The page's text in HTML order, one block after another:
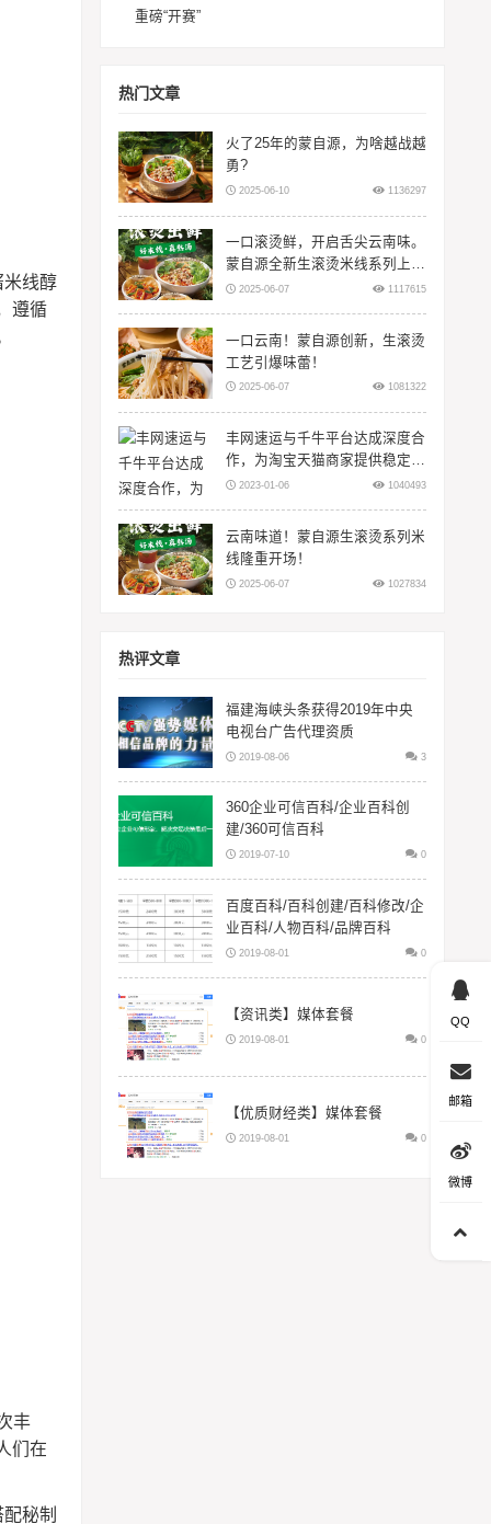
米线醇
遵循
丰
们在
秘制
重磅“开赛”
热门文章
火了25年的蒙自源，为啥越战越
勇?
2025-06-10 1136297
一口滚烫鲜，开启舌尖云南味。
蒙自源全新生滚烫米线系列上
线！2025-06-07 1117615
一口云南！蒙自源创新，生滚烫
工艺引爆味蕾！
2025-06-07 1081322
丰网速运与千牛平台达成深度合
作，为淘宝天猫商家提供稳定物
流服务
2023-01-06 1040493
云南味道！蒙自源生滚烫系列米
线隆重开场！
2025-06-07 1027834
热评文章
福建海峡头条获得2019年中央
电视台广告代理资质
2019-08-06 3
360企业可信百科/企业百科创
建/360可信百科
2019-07-10 0
百度百科/百科创建/百科修改/企
业百科/人物百科/品牌百科
2019-08-01 0
【资讯类】媒体套餐
2019-08-01 0
【优质财经类】媒体套餐
2019-08-01 0
QQ
邮箱
微博